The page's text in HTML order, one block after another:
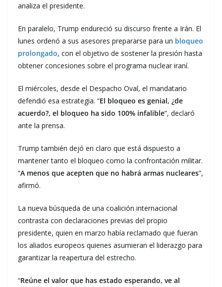
analiza el presidente.
En paralelo, Trump endureció su discurso frente a Irán. El
lunes ordenó a sus asesores prepararse para un bloqueo
prolongado, con el objetivo de sostener la presión hasta
obtener concesiones sobre el programa nuclear iraní.
El miércoles, desde el Despacho Oval, el mandatario
defendió esa estrategia. “El bloqueo es genial, ¿de
acuerdo?, el bloqueo ha sido 100% infalible”, declaró
ante la prensa.
Trump también dejó en claro que está dispuesto a
mantener tanto el bloqueo como la confrontación militar.
“A menos que acepten que no habrá armas nucleares”,
afirmó.
La nueva búsqueda de una coalición internacional
contrasta con declaraciones previas del propio
presidente, quien en marzo había reclamado que fueran
los aliados europeos quienes asumieran el liderazgo para
garantizar la reapertura del estrecho.
“Reúne el valor que has estado esperando, ve al